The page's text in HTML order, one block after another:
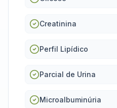
Creatinina
Perfil Lipídico
Parcial de Urina
Microalbuminúria